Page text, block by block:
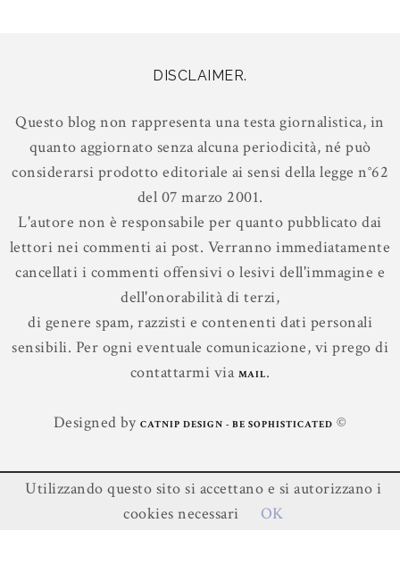
DISCLAIMER.
Questo blog non rappresenta una testa giornalistica, in
quanto aggiornato senza alcuna periodicità, né può
considerarsi prodotto editoriale ai sensi della legge n°62
del 07 marzo 2001.
L'autore non è responsabile per quanto pubblicato dai
lettori nei commenti ai post. Verranno immediatamente
cancellati i commenti offensivi o lesivi dell'immagine e
dell'onorabilità di terzi,
di genere spam, razzisti e contenenti dati personali
sensibili. Per ogni eventuale comunicazione, vi prego di
contattarmi via MAIL.
Designed by CATNIP DESIGN - BE SOPHISTICATED ©
Contenuti © Leggere In Silenzio.
Utilizzando questo sito si accettano e si autorizzano i
cookies necessari
OK